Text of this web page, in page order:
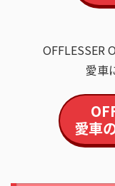
OFFLESSER
愛車
愛車